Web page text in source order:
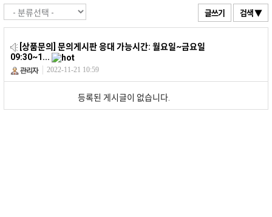
글쓰기 검색 ▼
[상품문의]
문의게시판 응대 가능시간: 월요일~금요일
09:30~1...
2022-11-21 10:59
등록된 게시글이 없습니다.